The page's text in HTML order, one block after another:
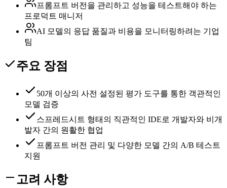
프롬프트 버전을 관리하고 성능을 테스트해야 하는
프로덕트 매니저
AI 모델의 응답 품질과 비용을 모니터링하려는 기업
팀
주요 장점
50개 이상의 사전 설정된 평가 도구를 통한 객관적인
모델 검증
스프레드시트 형태의 직관적인 IDE로 개발자와 비개
발자 간의 원활한 협업
프롬프트 버전 관리 및 다양한 모델 간의 A/B 테스트
지원
고려 사항